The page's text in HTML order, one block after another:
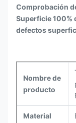
Comprobación
Superficie 100%
defectos
Nombre de
producto
Material